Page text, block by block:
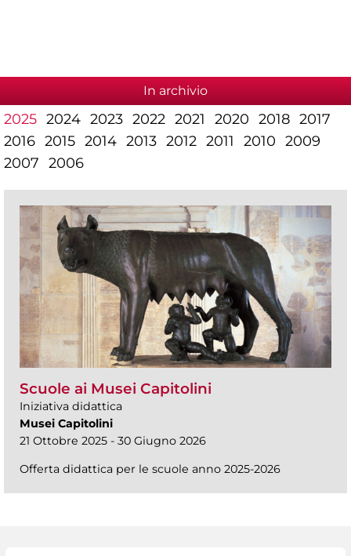
In archivio
2025 2024 2023 2022 2021 2020 2018 2017
2016 2015 2014 2013 2012 2011 2010 2009
2007 2006
Scuole ai Musei Capitolini
Iniziativa didattica
Musei Capitolini
21 Ottobre 2025 - 30 Giugno 2026
Offerta didattica per le scuole anno 2025-2026